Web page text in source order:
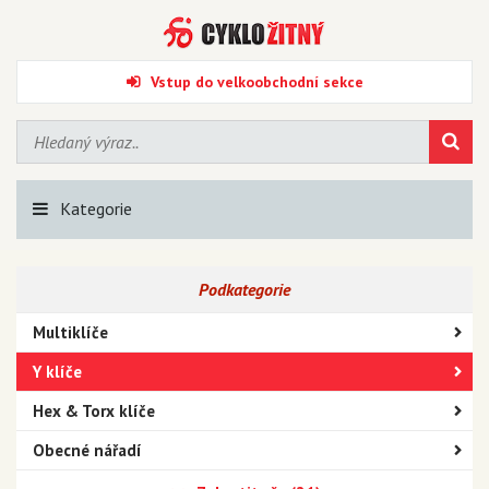
Vstup do velkoobchodní sekce
Kategorie
Podkategorie
Multiklíče
Y klíče
Hex & Torx klíče
Obecné nářadí